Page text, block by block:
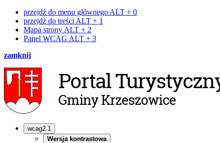
przejdź do menu głównego ALT + 0
przejdź do treści ALT + 1
Mapa strony ALT + 2
Panel WCAG ALT + 3
zamknij
wcag2.1
Wersja kontrastowa